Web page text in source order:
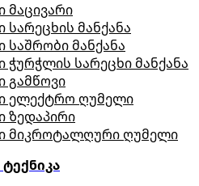
მაცივარი
სარეცხის მანქანა
საშრობი მანქანა
ჭურჭლის სარეცხი მანქანა
გამწოვი
ელექტრო ღუმელი
ზედაპირი
მიკროტალღური ღუმელი